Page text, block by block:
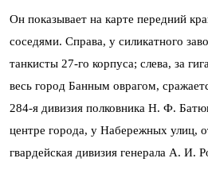
Он показывает на карте передний
соседями. Справа, у силикатного
танкисты 27-го корпуса; слева, за
весь город Банным оврагом,
284-я дивизия полковника Н. Ф.
центре города, у Набережных улиц,
гвардейская дивизия генерала А. И.